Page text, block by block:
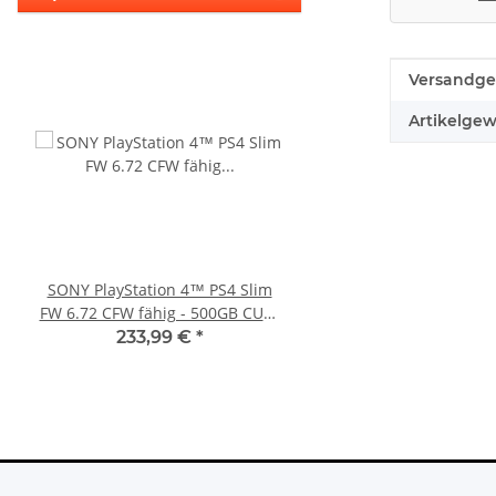
Wert
SONY PlayStation 4™ PS4 Slim
FW 6.72 CFW fähig - 500GB CUH-
2016A
233,99 € *